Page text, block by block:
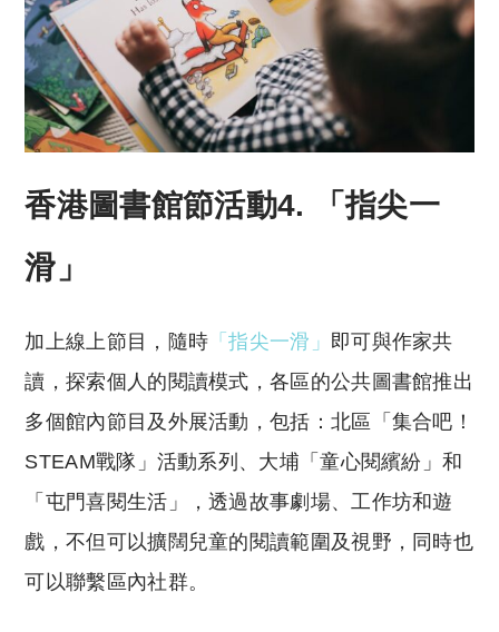
香港圖書館節活動4. 「指尖一
滑」
加上線上節目，隨時 「指尖一滑」 即可與作家共
讀，探索個人的閱讀模式，各區的公共圖書館推出
多個館內節目及外展活動，包括：北區「集合吧！
STEAM戰隊」活動系列、大埔「童心閱繽紛」和
「屯門喜閱生活」，透過故事劇場、工作坊和遊
戲，不但可以擴闊兒童的閱讀範圍及視野，同時也
可以聯繫區內社群。